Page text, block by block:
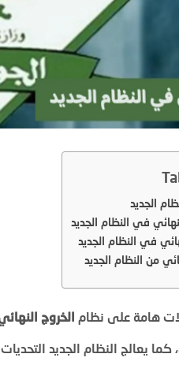
الجديد
في النظام الجديد
في النظام الجديد
من النظام الجديد
هامة على نظام الخروج
كما يعالج النظام الجديد